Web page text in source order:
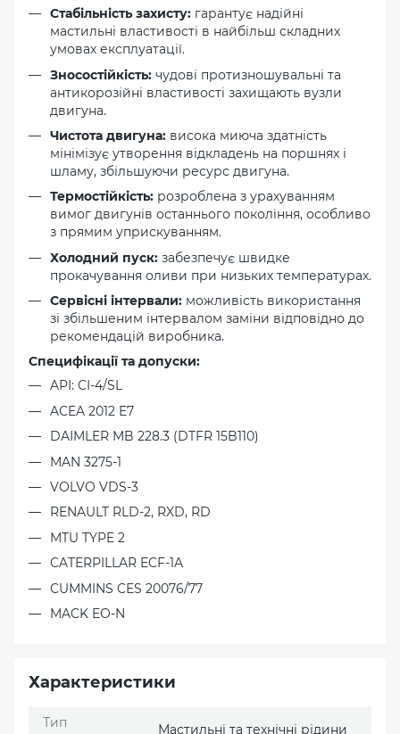
Стабільність захисту: гарантує надійні
мастильні властивості в найбільш складних
умовах експлуатації.
Зносостійкість: чудові протизношувальні та
антикорозійні властивості захищають вузли
двигуна.
Чистота двигуна: висока миюча здатність
мінімізує утворення відкладень на поршнях і
шламу, збільшуючи ресурс двигуна.
Термостійкість: розроблена з урахуванням
вимог двигунів останнього покоління, особливо
з прямим уприскуванням.
Холодний пуск: забезпечує швидке
прокачування оливи при низьких температурах.
Сервісні інтервали: можливість використання
зі збільшеним інтервалом заміни відповідно до
рекомендацій виробника.
Специфікації та допуски:
API: CI-4/SL
ACEA 2012 E7
DAIMLER MB 228.3 (DTFR 15B110)
MAN 3275-1
VOLVO VDS-3
RENAULT RLD-2, RXD, RD
MTU TYPE 2
CATERPILLAR ECF-1A
CUMMINS CES 20076/77
MACK EO-N
Характеристики
Тип
Мастильні та технічні рідини